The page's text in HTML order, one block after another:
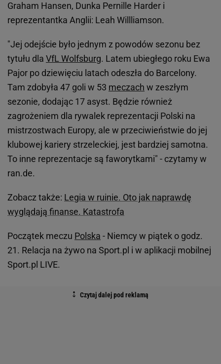
Graham Hansen, Dunka Pernille Harder i
reprezentantka Anglii: Leah Willliamson.
"Jej odejście było jednym z powodów sezonu bez
tytułu dla VfL Wolfsburg. Latem ubiegłego roku Ewa
Pajor po dziewięciu latach odeszła do Barcelony.
Tam zdobyła 47 goli w 53 meczach w zeszłym
sezonie, dodając 17 asyst. Będzie również
zagrożeniem dla rywalek reprezentacji Polski na
mistrzostwach Europy, ale w przeciwieństwie do jej
klubowej kariery strzeleckiej, jest bardziej samotna.
To inne reprezentacje są faworytkami" - czytamy w
ran.de.
Zobacz także: Legia w ruinie. Oto jak naprawdę
wyglądają finanse. Katastrofa
Początek meczu Polska - Niemcy w piątek o godz.
21. Relacja na żywo na Sport.pl i w aplikacji mobilnej
Sport.pl LIVE.